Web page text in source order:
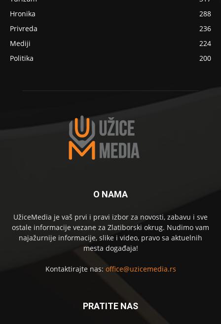
Hronika
288
Privreda
236
Mediji
224
Politika
200
O NAMA
UžiceMedia je vaš prvi i pravi izbor za novosti, zabavu i sve
ostale informacije vezane za Zlatiborski okrug. Nudimo vam
najažurnije informacije, slike i video, pravo sa aktuelnih
mesta događaja!
Kontaktirajte nas: office@uzicemedia.rs
PRATITE NAS